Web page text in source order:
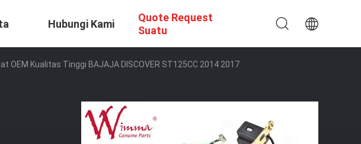
Hubungi Kami
Quote Request
Suatu
OEM Kualitas Tinggi BAJAJA DISCOVER ST125CC 2014 2017